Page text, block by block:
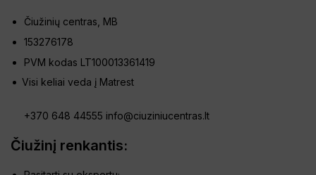
Čiužinių centras, MB
153276178
PVM kodas LT100013361419
Visi keliai veda į Matrest
+370 648 44555 info@ciuziniucentras.lt
Čiužinį renkantis: